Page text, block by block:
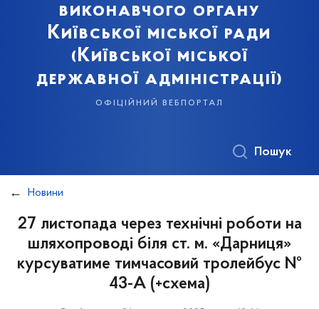
виконавчого органу
Київської міської ради
(Київської міської
державної адміністрації)
офіційний вебпортал
Пошук
Новини
27 листопада через технічні роботи на
шляхопроводі біля ст. м. «Дарниця»
курсуватиме тимчасовий тролейбус №
43-А (+схема)